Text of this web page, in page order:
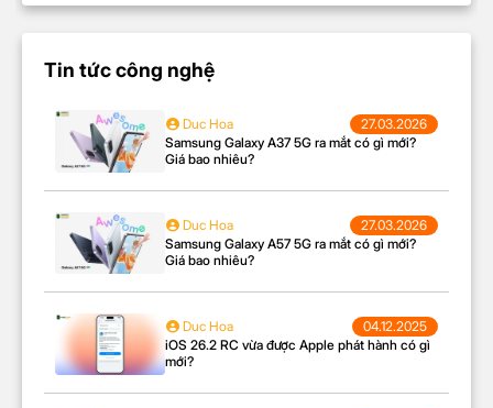
Tin tức công nghệ
Duc Hoa
27.03.2026
Samsung Galaxy A37 5G ra mắt có gì mới?
Giá bao nhiêu?
Duc Hoa
27.03.2026
Samsung Galaxy A57 5G ra mắt có gì mới?
Giá bao nhiêu?
Duc Hoa
04.12.2025
iOS 26.2 RC vừa được Apple phát hành có gì
mới?